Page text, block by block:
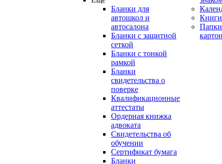
Бланки для
автошкол и
автосалона
Бланки с защитной
сеткой
Бланки с тонкой
рамкой
Бланки
свидетельства о
поверке
Квалификационные
аттестаты
Ордерная книжка
адвоката
Свидетельства об
обучении
Сертификат бумага
Бланки
Книги
Папки